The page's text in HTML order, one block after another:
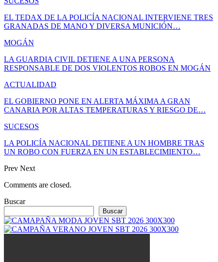
EL TEDAX DE LA POLICÍA NACIONAL INTERVIENE TRES
GRANADAS DE MANO Y DIVERSA MUNICIÓN…
MOGÁN
LA GUARDIA CIVIL DETIENE A UNA PERSONA
RESPONSABLE DE DOS VIOLENTOS ROBOS EN MOGÁN
ACTUALIDAD
EL GOBIERNO PONE EN ALERTA MÁXIMA A GRAN
CANARIA POR ALTAS TEMPERATURAS Y RIESGO DE…
SUCESOS
LA POLICÍA NACIONAL DETIENE A UN HOMBRE TRAS
UN ROBO CON FUERZA EN UN ESTABLECIMIENTO…
Prev Next
Comments are closed.
Buscar
Buscar